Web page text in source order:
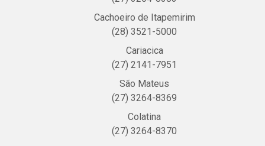
Cachoeiro de Itapemirim
(28) 3521-5000
Cariacica
(27) 2141-7951
São Mateus
(27) 3264-8369
Colatina
(27) 3264-8370